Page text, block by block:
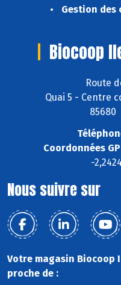
Gestion des
Biocoop
Route
Quai 5 - Centre
85680
Coordonnées
-
Nous suivre sur
Votre magasin Biocoop
proche de :